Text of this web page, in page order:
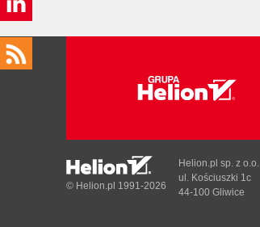
© Helion.pl 1991-2026
Helion.pl sp. z o.o.
ul. Kościuszki 1c
44-100 Gliwice